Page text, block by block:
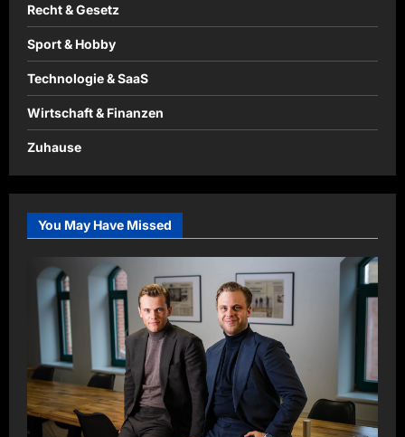
Recht & Gesetz
Sport & Hobby
Technologie & SaaS
Wirtschaft & Finanzen
Zuhause
You May Have Missed